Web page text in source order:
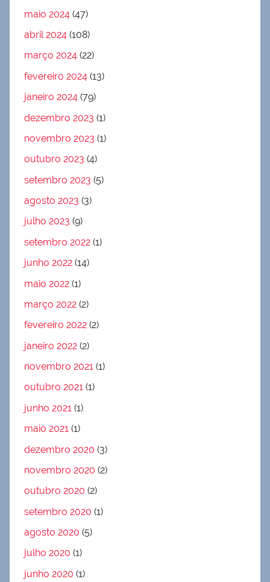
maio 2024 (47)
abril 2024 (108)
março 2024 (22)
fevereiro 2024 (13)
janeiro 2024 (79)
dezembro 2023 (1)
novembro 2023 (1)
outubro 2023 (4)
setembro 2023 (5)
agosto 2023 (3)
julho 2023 (9)
setembro 2022 (1)
junho 2022 (14)
maio 2022 (1)
março 2022 (2)
fevereiro 2022 (2)
janeiro 2022 (2)
novembro 2021 (1)
outubro 2021 (1)
junho 2021 (1)
maio 2021 (1)
dezembro 2020 (3)
novembro 2020 (2)
outubro 2020 (2)
setembro 2020 (1)
agosto 2020 (5)
julho 2020 (1)
junho 2020 (1)